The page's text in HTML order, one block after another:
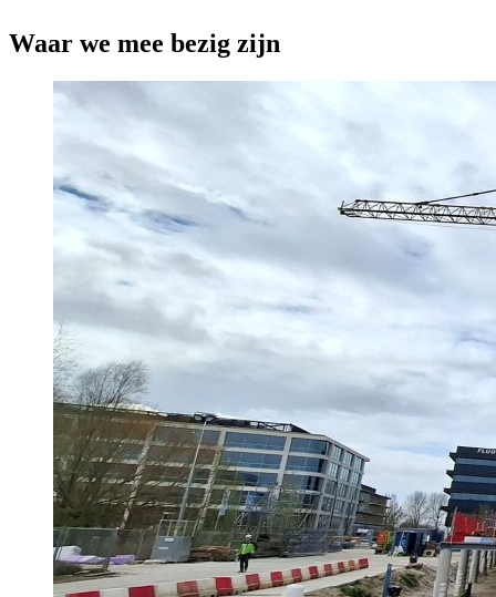
Waar we mee bezig zijn